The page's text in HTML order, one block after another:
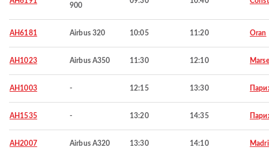
900
AH6181 Airbus 320 10:05 11:20 Oran
AH1023 Airbus A350 11:30 12:10
AH1003 - 12:15 13:30
AH1535 - 13:20 14:35
AH2007 Airbus A320 13:30 14:10